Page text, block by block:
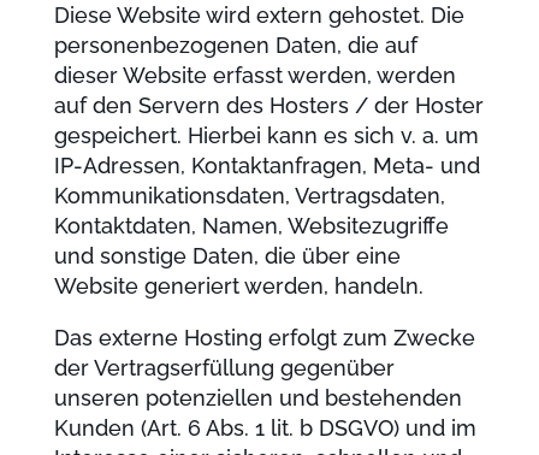
Diese Website wird extern gehostet. Die
personenbezogenen Daten, die auf
dieser Website erfasst werden, werden
auf den Servern des Hosters / der Hoster
gespeichert. Hierbei kann es sich v. a. um
IP-Adressen, Kontaktanfragen, Meta- und
Kommunikationsdaten, Vertragsdaten,
Kontaktdaten, Namen, Websitezugriffe
und sonstige Daten, die über eine
Website generiert werden, handeln.
Das externe Hosting erfolgt zum Zwecke
der Vertragserfüllung gegenüber
unseren potenziellen und bestehenden
Kunden (Art. 6 Abs. 1 lit. b DSGVO) und im